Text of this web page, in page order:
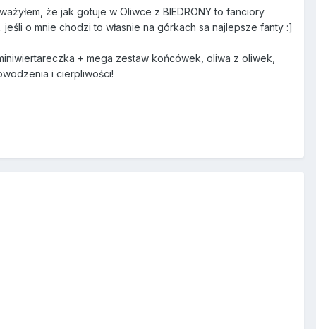
że jak gotuje w Oliwce z BIEDRONY to fanciory
o mnie chodzi to własnie na górkach sa najlepsze fanty :]
+ mega zestaw końcówek, oliwa z oliwek,
i cierpliwości!